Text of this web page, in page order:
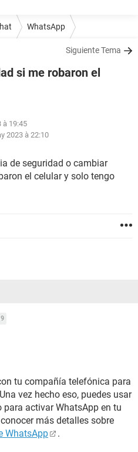
WhatsApp
Siguiente Tema
si me robaron el
à 19:45
2023 à 22:10
de seguridad o cambiar
el celular y solo tengo
tu compañía telefónica para
vez hecho eso, puedes usar
activar WhatsApp en tu
más detalles sobre
WhatsApp
.